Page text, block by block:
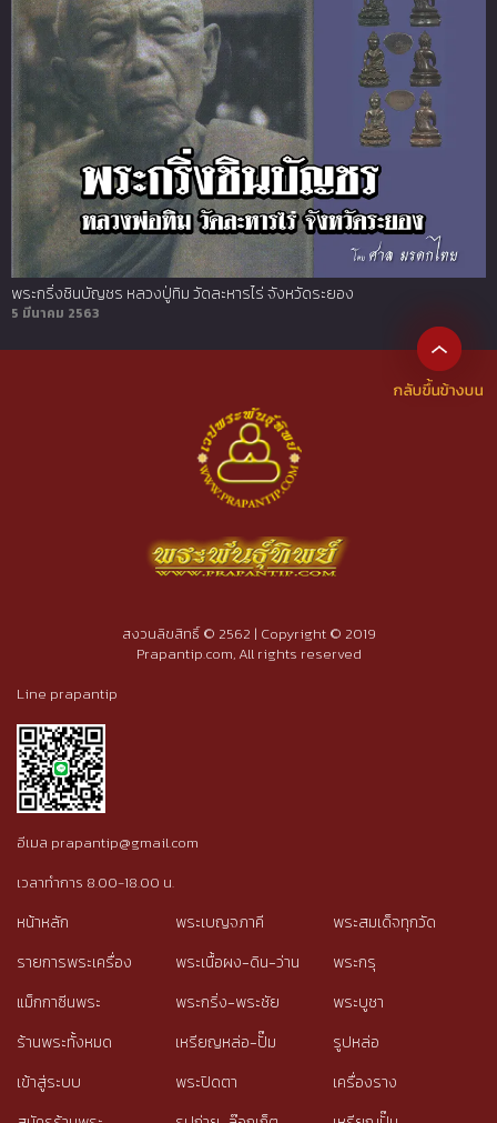
พระกริ่งชินบัญชร หลวงปู่ทิม วัดละหารไร่ จังหวัดระยอง
5 มีนาคม 2563
สงวนลิขสิทธิ์ © 2562 | Copyright © 2019
Prapantip.com, All rights reserved
Line prapantip
อีเมล prapantip@gmail.com
เวลาทำการ 8.00-18.00 น.
หน้าหลัก
รายการพระเครื่อง
แม็กกาซีนพระ
ร้านพระทั้งหมด
เข้าสู่ระบบ
พระเบญจภาคี
พระเนื้อผง-ดิน-ว่าน
พระกริ่ง-พระชัย
เหรียญหล่อ-ปั๊ม
พระปิดตา
พระสมเด็จทุกวัด
พระกรุ
พระบูชา
รูปหล่อ
เครื่องราง